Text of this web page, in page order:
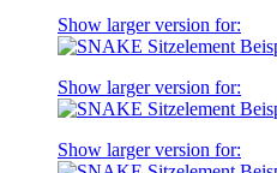
Show larger version for:
Show larger version for:
Show larger version for: